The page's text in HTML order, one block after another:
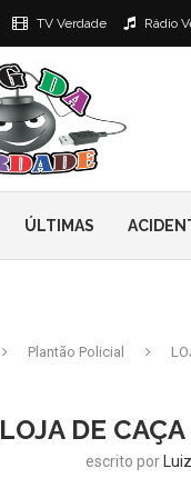
TV Verdade Rádio
ÚLTIMAS
Plantão Policial
LOJA DE
escrito por